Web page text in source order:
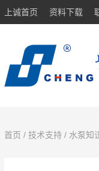
上诚首页 资料下载
首页 / 技术支持 / 水泵知